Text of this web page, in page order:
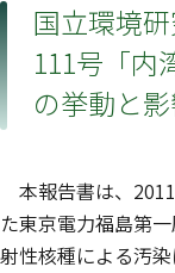
ドウで開きます）
ンドウで開きま
ウインドウで開
国立環境
111号「内
の挙動と
本報告書は、
た東京電力福島第
射性核種による汚